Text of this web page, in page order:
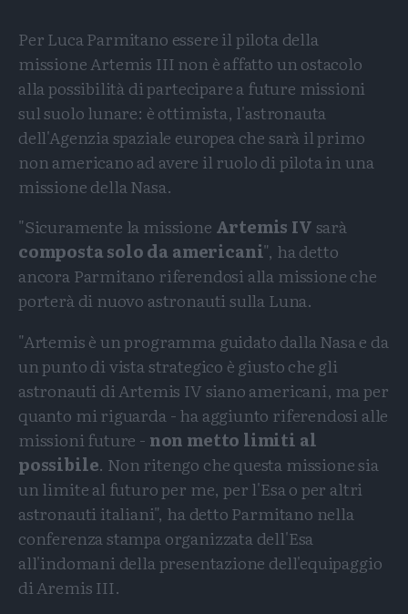
Per Luca Parmitano essere il pilota della
missione Artemis III non è affatto un ostacolo
alla possibilità di partecipare a future missioni
sul suolo lunare: è ottimista, l'astronauta
dell'Agenzia spaziale europea che sarà il primo
non americano ad avere il ruolo di pilota in una
missione della Nasa.
"Sicuramente la missione Artemis IVsarà
composta solo da americani", ha detto
ancora Parmitano riferendosi alla missione che
porterà di nuovo astronauti sulla Luna.
"Artemis è un programma guidato dalla Nasa e da
un punto di vista strategico è giusto che gli
astronauti di Artemis IV siano americani, ma per
quanto mi riguarda - ha aggiunto riferendosi alle
missioni future - non metto limiti al
possibile. Non ritengo che questa missione sia
un limite al futuro per me, per l'Esa o per altri
astronauti italiani", ha detto Parmitano nella
conferenza stampa organizzata dell'Esa
all'indomani della presentazione dell'equipaggio
di Aremis III.